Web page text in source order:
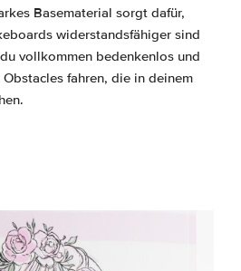
Basematerial sorgt dafür,
widerstandsfähiger sind
vollkommen bedenkenlos und
fahren, die in deinem